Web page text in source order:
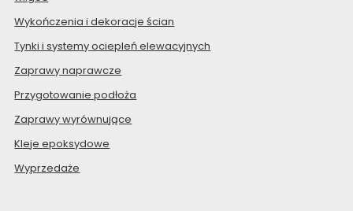
Wykończenia i dekoracje ścian
Tynki i systemy ociepleń elewacyjnych
Zaprawy naprawcze
Przygotowanie podłoża
Zaprawy wyrównujące
Kleje epoksydowe
Wyprzedaże